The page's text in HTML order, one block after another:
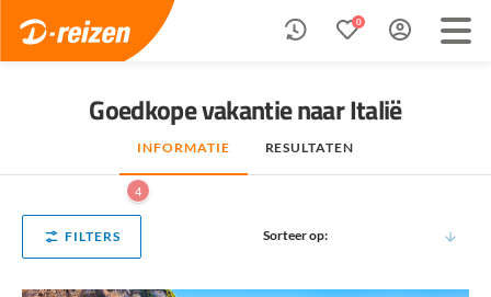
0
Goedkope vakantie naar Italië
INFORMATIE RESULTATEN
FILTERS
4
Sorteer op: